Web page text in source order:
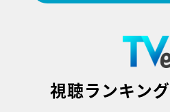
視聴ランキング